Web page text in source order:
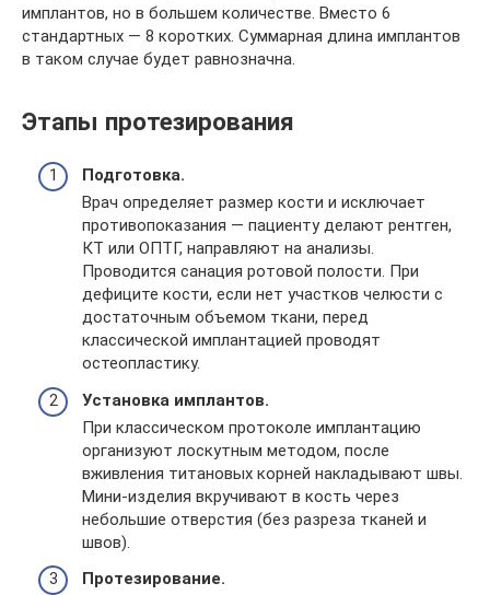
имплантов, но в большем количестве. Вместо 6
стандартных — 8 коротких. Суммарная длина имплантов
в таком случае будет равнозначна.
Этапы протезирования
Подготовка.
Врач определяет размер кости и исключает
противопоказания — пациенту делают рентген,
КТ или ОПТГ, направляют на анализы.
Проводится санация ротовой полости. При
дефиците кости, если нет участков челюсти с
достаточным объемом ткани, перед
классической имплантацией проводят
остеопластику.
Установка имплантов.
При классическом протоколе имплантацию
организуют лоскутным методом, после
вживления титановых корней накладывают швы.
Мини-изделия вкручивают в кость через
небольшие отверстия (без разреза тканей и
швов).
Протезирование.